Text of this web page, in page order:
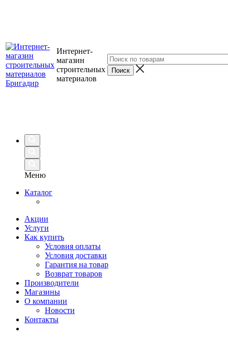
Интернет-
магазин
строительных
материалов
Меню
Каталог
Акции
Услуги
Как купить
Условия оплаты
Условия доставки
Гарантия на товар
Возврат товаров
Производители
Магазины
О компании
Новости
Контакты